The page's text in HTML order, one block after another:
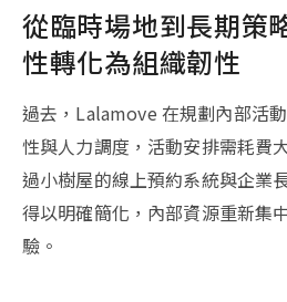
從臨時場地到長期策
性轉化為組織韌性
過去，Lalamove 在規劃內部活
性與人力調度，活動安排需耗費
過小樹屋的線上預約系統與企業
得以明確簡化，內部資源重新集
驗。